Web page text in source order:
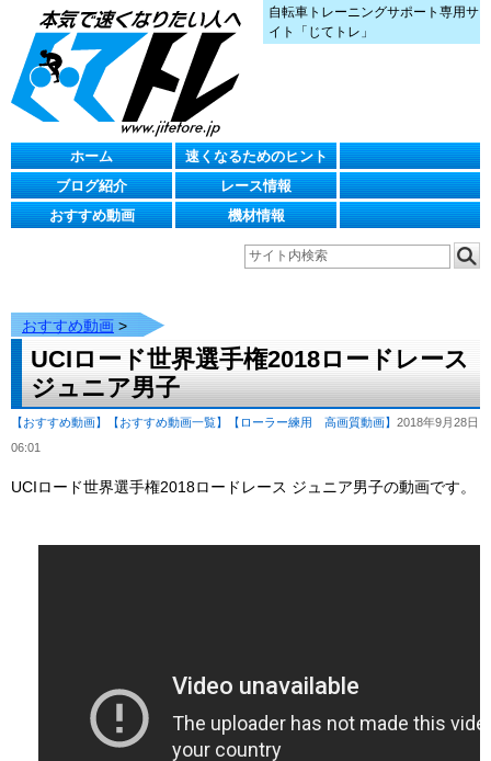
自転車トレーニングサポート専用サ
イト「じてトレ」
ホーム
速くなるためのヒント
ブログ紹介
レース情報
おすすめ動画
機材情報
おすすめ動画 >
UCIロード世界選手権2018ロードレース
ジュニア男子
【おすすめ動画】 【おすすめ動画一覧】 【ローラー練用 高画質動画】 2018年9月28日
06:01
UCIロード世界選手権2018ロードレース ジュニア男子の動画です。